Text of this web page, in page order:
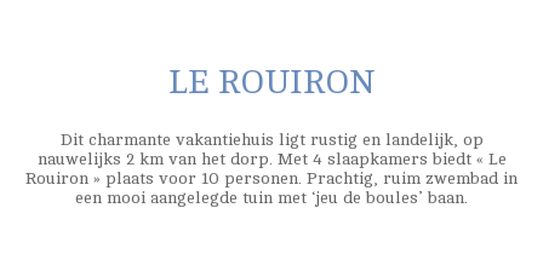
LE ROUIRON
Dit charmante vakantiehuis ligt rustig en landelijk, op
nauwelijks 2 km van het dorp. Met 4 slaapkamers biedt « Le
Rouiron » plaats voor 10 personen. Prachtig, ruim zwembad in
een mooi aangelegde tuin met ‘jeu de boules’ baan.